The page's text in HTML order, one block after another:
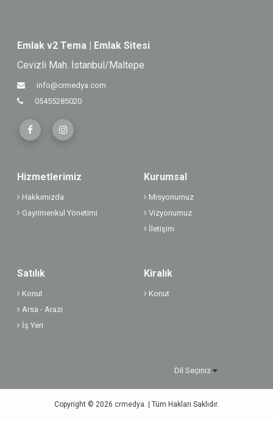
Emlak v2 Tema | Emlak Sitesi
Cevizli Mah. İstanbul/Maltepe
info@crmedya.com
05455285020
Hizmetlerimiz
Hakkımızda
Gayrimenkul Yönetimi
Kurumsal
Misyonumuz
Vizyonumuz
İletişim
Satılık
Konut
Arsa - Arazi
İş Yeri
Kiralık
Konut
Dil Seçiniz
Copyright © 2026 crmedya. | Tüm Hakları Saklıdır.